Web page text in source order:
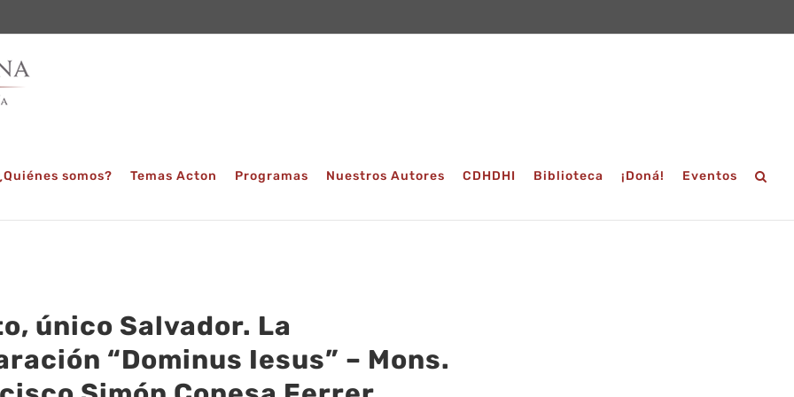
somos? Temas Acton Programas Nuestros Autores CDHDHI Biblioteca ¡Doná! Eventos
único Salvador. La
“Dominus Iesus” – Mons.